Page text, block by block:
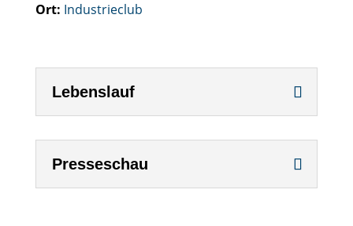
Ort: Industrieclub
Lebenslauf
Presseschau